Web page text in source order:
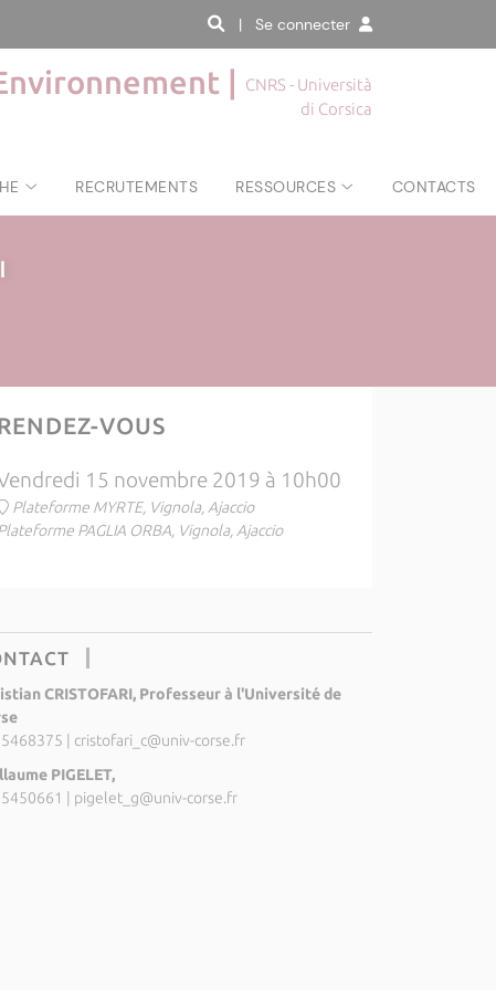
| Se connecter
|
CNRS - Università
di Corsica
RECRUTEMENTS RESSOURCES CONTACTS
|
VOUS
15 novembre 2019 à 10h00
Plateforme MYRTE, Vignola, Ajaccio
PAGLIA ORBA, Vignola, Ajaccio
CRISTOFARI, Professeur à l'Université de
cristofari_c@univ-corse.fr
PIGELET,
pigelet_g@univ-corse.fr